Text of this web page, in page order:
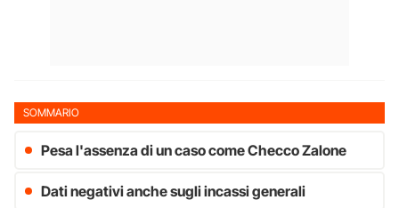
SOMMARIO
Pesa l'assenza di un caso come Checco Zalone
Dati negativi anche sugli incassi generali